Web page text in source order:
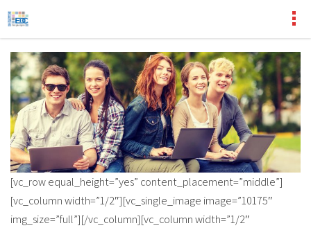
[vc_row equal_height=”yes” content_placement=”middle”]
[vc_column width=”1/2″][vc_single_image image=”10175″
img_size=”full”][/vc_column][vc_column width=”1/2″